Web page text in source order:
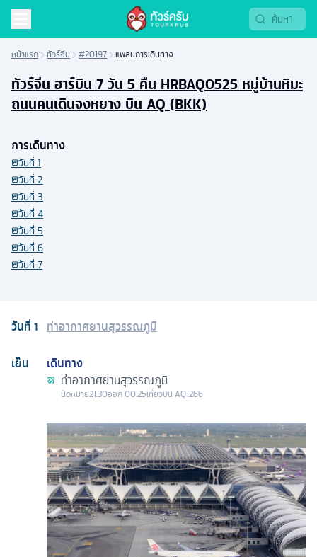
หน้าแรก ทัวร์จีน #20197 แพลนการเดินทาง
ทัวร์จีน ฮาร์บิน 7 วัน 5 คืน HRBAQ0525 หมู่บ้านหิมะ
ถนนคนเดินจงหยาง บิน AQ (BKK)
วันที่1 ท่าอากาศยานสุวรรณภูมิ
เย็น
เดินทาง
ท่าอากาศยานสุวรรณภูมิ
นัดหมาย21.30ออก00.25เที่ยวบิน AQ1266
การเดินทาง
วันที่ 1
วันที่ 2
วันที่ 3
วันที่ 4
วันที่ 5
วันที่ 6
วันที่ 7